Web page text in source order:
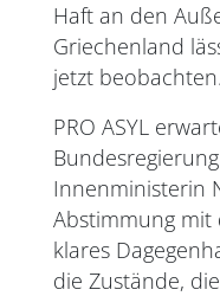
Haft an den
Griechenland
jetzt beobachten.
PRO ASYL
Innenministerin
Abstimmung
klares
die Zustände,